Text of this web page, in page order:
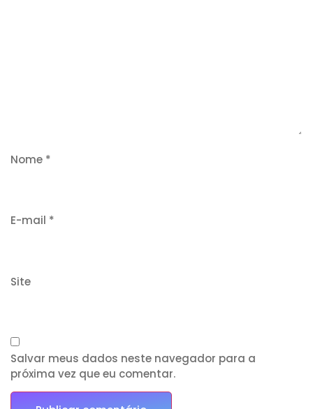
Nome *
E-mail *
Site
Salvar meus dados neste navegador para a
próxima vez que eu comentar.